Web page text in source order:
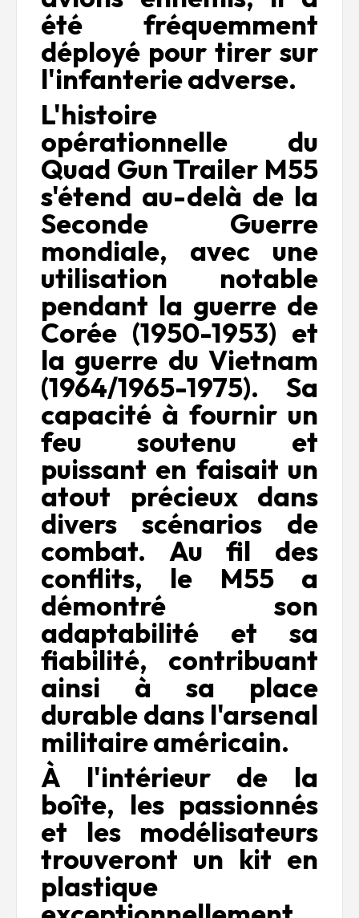
été fréquemment
déployé pour tirer sur
l'infanterie adverse.
L'histoire
opérationnelle du
Quad Gun Trailer M55
s'étend au-delà de la
Seconde Guerre
mondiale, avec une
utilisation notable
pendant la guerre de
Corée (1950-1953) et
la guerre du Vietnam
(1964/1965-1975). Sa
capacité à fournir un
feu soutenu et
puissant en faisait un
atout précieux dans
divers scénarios de
combat. Au fil des
conflits, le M55 a
démontré son
adaptabilité et sa
fiabilité, contribuant
ainsi à sa place
durable dans l'arsenal
militaire américain.
À l'intérieur de la
boîte, les passionnés
et les modélisateurs
trouveront un kit en
plastique